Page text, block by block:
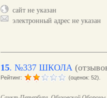
сайт не указан
электронный адрес не указан
15. №337 ШКОЛА
Рейтинг: (оценок: 52).